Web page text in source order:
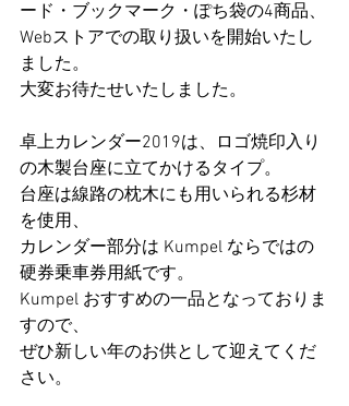
ード・ブックマーク・ぽち袋の4商品、
Webストアでの取り扱いを開始いたし
ました。
大変お待たせいたしました。
卓上カレンダー2019は、ロゴ焼印入り
の木製台座に立てかけるタイプ。
台座は線路の枕木にも用いられる杉材
を使用、
カレンダー部分は Kumpel ならではの
硬券乗車券用紙です。
Kumpel おすすめの一品となっておりま
すので、
ぜひ新しい年のお供として迎えてくだ
さい。